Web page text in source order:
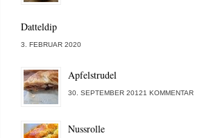
Datteldip
3. FEBRUAR 2020
Apfelstrudel
30. SEPTEMBER 20121 KOMMENTAR
Nussrolle